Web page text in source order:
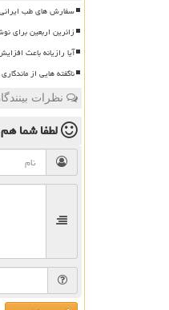
سفارش های طب
زائرین اربعین برای
آیا رازیانه باعث
ناگفته هایی از
نظرات
لطفا شما هم